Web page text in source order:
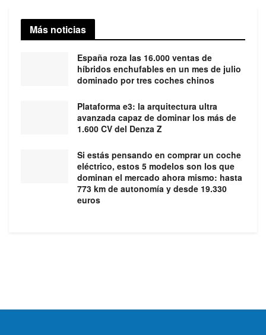
Más noticias
España roza las 16.000 ventas de
híbridos enchufables en un mes de julio
dominado por tres coches chinos
Plataforma e3: la arquitectura ultra
avanzada capaz de dominar los más de
1.600 CV del Denza Z
Si estás pensando en comprar un coche
eléctrico, estos 5 modelos son los que
dominan el mercado ahora mismo: hasta
773 km de autonomía y desde 19.330
euros